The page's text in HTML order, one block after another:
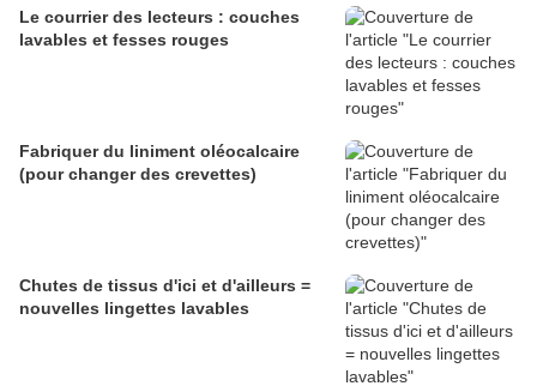
Le courrier des lecteurs : couches
lavables et fesses rouges
Fabriquer du liniment oléocalcaire
(pour changer des crevettes)
Chutes de tissus d'ici et d'ailleurs =
nouvelles lingettes lavables